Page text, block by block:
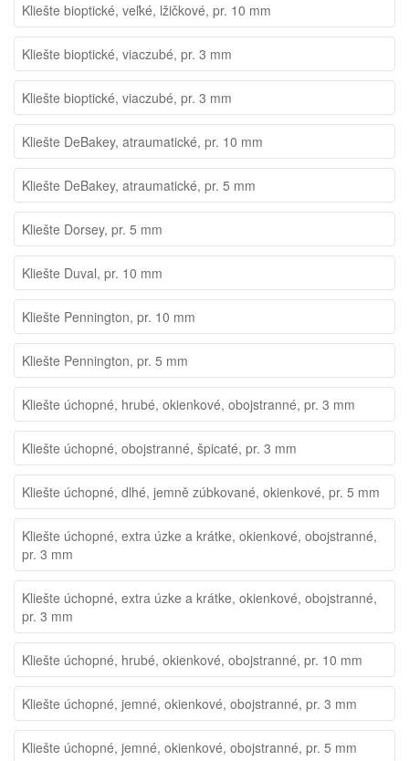
Kliešte bioptické, veľké, lžičkové, pr. 10 mm
Kliešte bioptické, viaczubé, pr. 3 mm
Kliešte bioptické, viaczubé, pr. 3 mm
Kliešte DeBakey, atraumatické, pr. 10 mm
Kliešte DeBakey, atraumatické, pr. 5 mm
Kliešte Dorsey, pr. 5 mm
Kliešte Duval, pr. 10 mm
Kliešte Pennington, pr. 10 mm
Kliešte Pennington, pr. 5 mm
Kliešte úchopné, hrubé, okienkové, obojstranné, pr. 3 mm
Kliešte úchopné, obojstranné, špicaté, pr. 3 mm
Kliešte úchopné, dlhé, jemně zúbkované, okienkové, pr. 5 mm
Kliešte úchopné, extra úzke a krátke, okienkové, obojstranné,
pr. 3 mm
Kliešte úchopné, extra úzke a krátke, okienkové, obojstranné,
pr. 3 mm
Kliešte úchopné, hrubé, okienkové, obojstranné, pr. 10 mm
Kliešte úchopné, jemné, okienkové, obojstranné, pr. 3 mm
Kliešte úchopné, jemné, okienkové, obojstranné, pr. 5 mm